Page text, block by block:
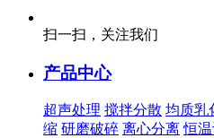
扫一扫，关注我们
产品中心
超声处理 搅拌分散 均质乳
缩 研磨破碎 离心分离 恒